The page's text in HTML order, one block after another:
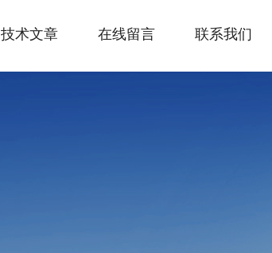
技术文章 在线留言 联系我们